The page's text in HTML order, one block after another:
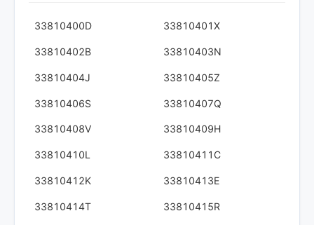
33810400D 33810401X
33810402B 33810403N
33810404J 33810405Z
33810406S 33810407Q
33810408V 33810409H
33810410L 33810411C
33810412K 33810413E
33810414T 33810415R